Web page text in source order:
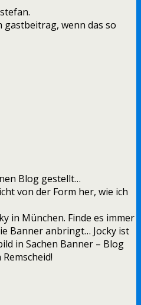
gastbeitrag, wenn das so
Blog gestellt…
von der Form her, wie ich
in München. Finde es immer
Banner anbringt… Jocky ist
in Sachen Banner – Blog